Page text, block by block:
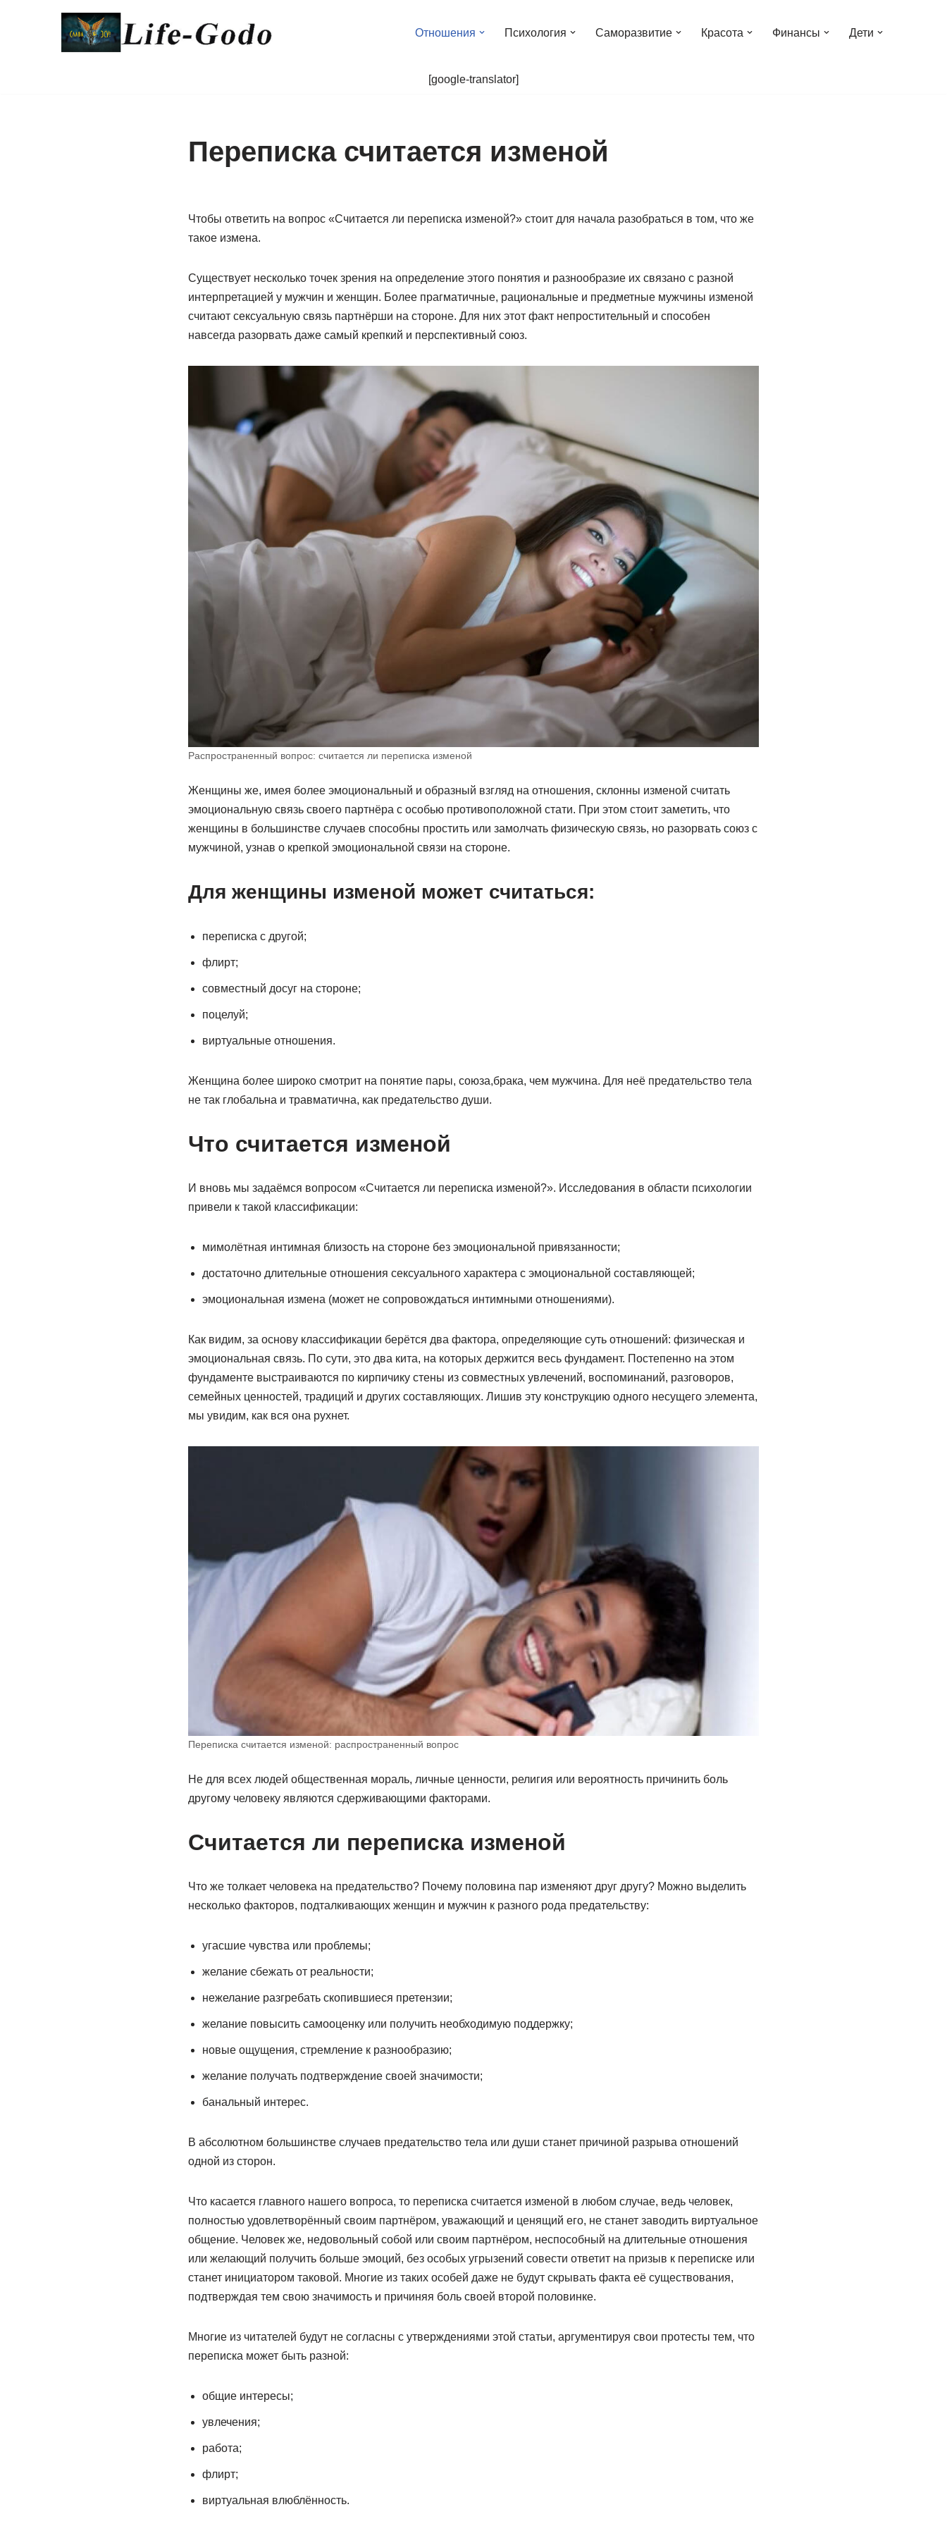
Отношения Психология Саморазвитие Красота Финансы Дети
[google-translator]
Переписка считается изменой
Чтобы ответить на вопрос «Считается ли переписка изменой?» стоит для начала разобраться в том, что же
такое измена.
Существует несколько точек зрения на определение этого понятия и разнообразие их связано с разной
интерпретацией у мужчин и женщин. Более прагматичные, рациональные и предметные мужчины изменой
считают сексуальную связь партнёрши на стороне. Для них этот факт непростительный и способен
навсегда разорвать даже самый крепкий и перспективный союз.
Распространенный вопрос: считается ли переписка изменой
Женщины же, имея более эмоциональный и образный взгляд на отношения, склонны изменой считать
эмоциональную связь своего партнёра с особью противоположной стати. При этом стоит заметить, что
женщины в большинстве случаев способны простить или замолчать физическую связь, но разорвать союз с
мужчиной, узнав о крепкой эмоциональной связи на стороне.
Для женщины изменой может считаться:
переписка с другой;
флирт;
совместный досуг на стороне;
поцелуй;
виртуальные отношения.
Женщина более широко смотрит на понятие пары, союза,брака, чем мужчина. Для неё предательство тела
не так глобальна и травматична, как предательство души.
Что считается изменой
И вновь мы задаёмся вопросом «Считается ли переписка изменой?». Исследования в области психологии
привели к такой классификации:
мимолётная интимная близость на стороне без эмоциональной привязанности;
достаточно длительные отношения сексуального характера с эмоциональной составляющей;
эмоциональная измена (может не сопровождаться интимными отношениями).
Как видим, за основу классификации берётся два фактора, определяющие суть отношений: физическая и
эмоциональная связь. По сути, это два кита, на которых держится весь фундамент. Постепенно на этом
фундаменте выстраиваются по кирпичику стены из совместных увлечений, воспоминаний, разговоров,
семейных ценностей, традиций и других составляющих. Лишив эту конструкцию одного несущего элемента,
мы увидим, как вся она рухнет.
Переписка считается изменой: распространенный вопрос
Не для всех людей общественная мораль, личные ценности, религия или вероятность причинить боль
другому человеку являются сдерживающими факторами.
Считается ли переписка изменой
Что же толкает человека на предательство? Почему половина пар изменяют друг другу? Можно выделить
несколько факторов, подталкивающих женщин и мужчин к разного рода предательству:
угасшие чувства или проблемы;
желание сбежать от реальности;
нежелание разгребать скопившиеся претензии;
желание повысить самооценку или получить необходимую поддержку;
новые ощущения, стремление к разнообразию;
желание получать подтверждение своей значимости;
банальный интерес.
В абсолютном большинстве случаев предательство тела или души станет причиной разрыва отношений
одной из сторон.
Что касается главного нашего вопроса, то переписка считается изменой в любом случае, ведь человек,
полностью удовлетворённый своим партнёром, уважающий и ценящий его, не станет заводить виртуальное
общение. Человек же, недовольный собой или своим партнёром, неспособный на длительные отношения
или желающий получить больше эмоций, без особых угрызений совести ответит на призыв к переписке или
станет инициатором таковой. Многие из таких особей даже не будут скрывать факта её существования,
подтверждая тем свою значимость и причиняя боль своей второй половинке.
Многие из читателей будут не согласны с утверждениями этой статьи, аргументируя свои протесты тем, что
переписка может быть разной:
общие интересы;
увлечения;
работа;
флирт;
виртуальная влюблённость.